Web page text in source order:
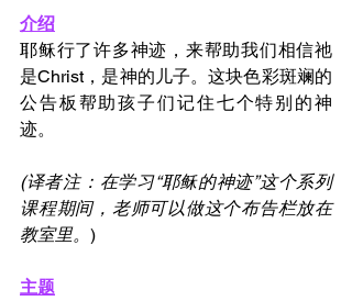
介绍
耶稣行了许多神迹，来帮助我们相信祂
是Christ，是神的儿子。这块色彩斑斓的
公告板帮助孩子们记住七个特别的神
迹。
(译者注：在学习“耶稣的神迹”这个系列
课程期间，老师可以做这个布告栏放在
教室里。 )
主题